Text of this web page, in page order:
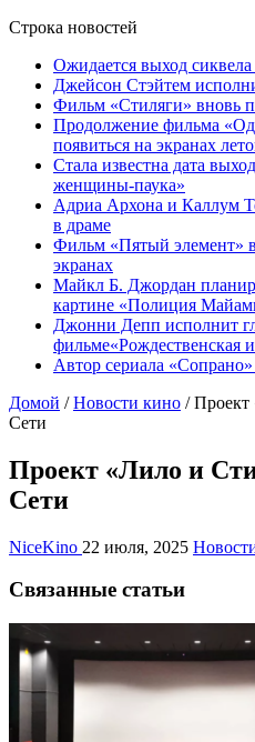
Строка новостей
Ожидается выход
Джейсон Стэйтем
Фильм «Стиляги» вновь
Продолжение фильма
появиться на экранах
Стала известна дата
женщины-паука»
Адриа Архона и Каллум
в драме
Фильм «Пятый элемент»
экранах
Майкл Б. Джордан
картине «Полиция
Джонни Депп исполнит
фильме«Рождественская
Автор сериала
Домой / Новости кино / Проект
Сети
Проект «Лило и
Сети
NiceKino 22 июля, 2025
Связанные статьи